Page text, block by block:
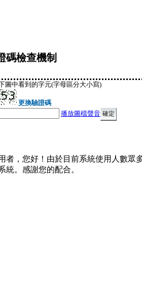
碼檢查機制
圖中看到的字元(字母區分大小寫)
更換驗證碼
播放圖檔聲音
者，您好！由於目前系統使用人數眾
統。感謝您的配合。